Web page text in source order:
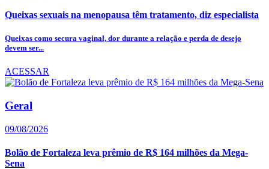
Queixas sexuais na menopausa têm tratamento, diz especialista
Queixas como secura vaginal, dor durante a relação e perda de desejo
devem ser...
ACESSAR
Geral
09/08/2026
Bolão de Fortaleza leva prêmio de R$ 164 milhões da Mega-
Sena